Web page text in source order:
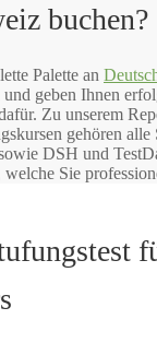
buchen?
Palette an
und geben Ihnen
Zu unserem
gehören alle
DSH und
welche Sie